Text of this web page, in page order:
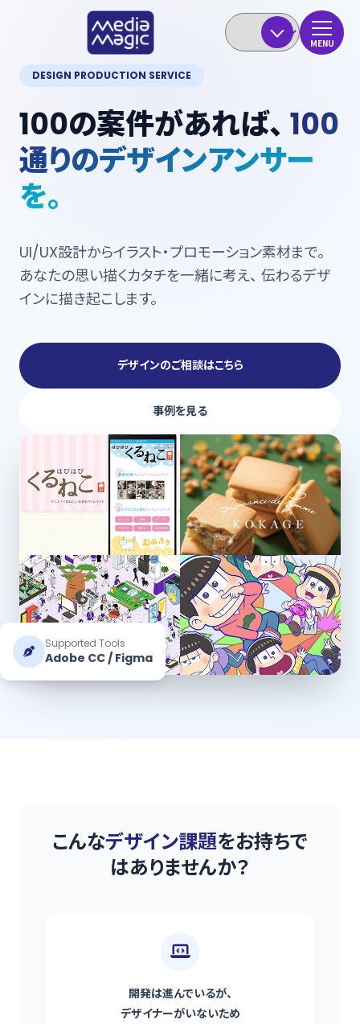
MENU
DESIGN PRODUCTION SERVICE
100の案件があれば、 100
通りのデザインアンサー
を。
UI/UX設計からイラスト・プロモーション素材まで。
あなたの思い描くカタチを一緒に考え、 伝わるデザ
インに描き起こします。
デザインのご相談はこちら
事例を見る
Supported Tools
Adobe CC / Figma
こんなデザイン課題をお持ちで
はありませんか？
開発は進んでいるが、
デザイナーがいないため